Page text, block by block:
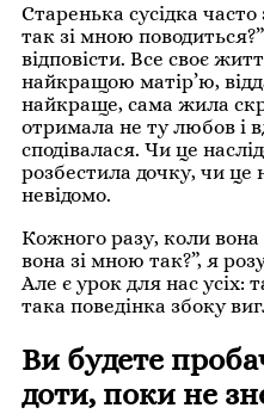
Старенька сусідка
так зі мною поводиться?”
відповісти. Все своє
найкращою матір’ю,
найкраще, сама жила
отримала не ту любов і
сподівалася. Чи це
розбестила дочку, чи
невідомо.
Кожного разу, коли вона
вона зі мною так?”, я
Але є урок для нас усіх:
така поведінка збоку
Ви будете
доти, поки не